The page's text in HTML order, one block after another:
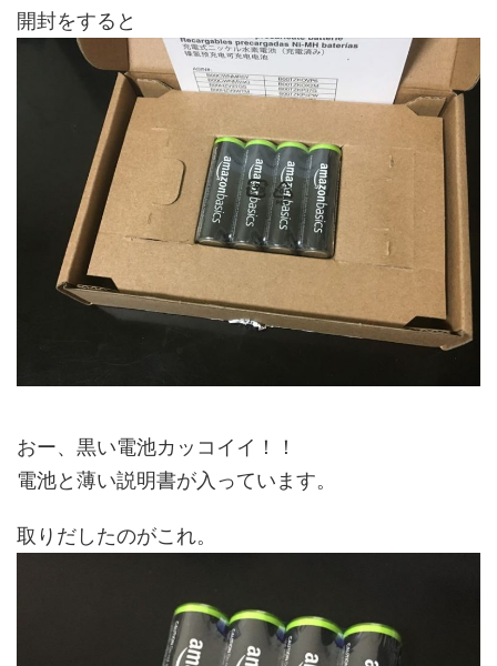
開封をすると
おー、黒い電池カッコイイ！！
電池と薄い説明書が入っています。
取りだしたのがこれ。